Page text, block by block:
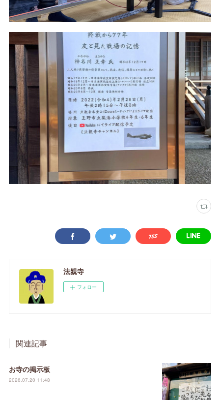
法親寺
フォロー
関連記事
お寺の掲示板
2026.07.20 11:48